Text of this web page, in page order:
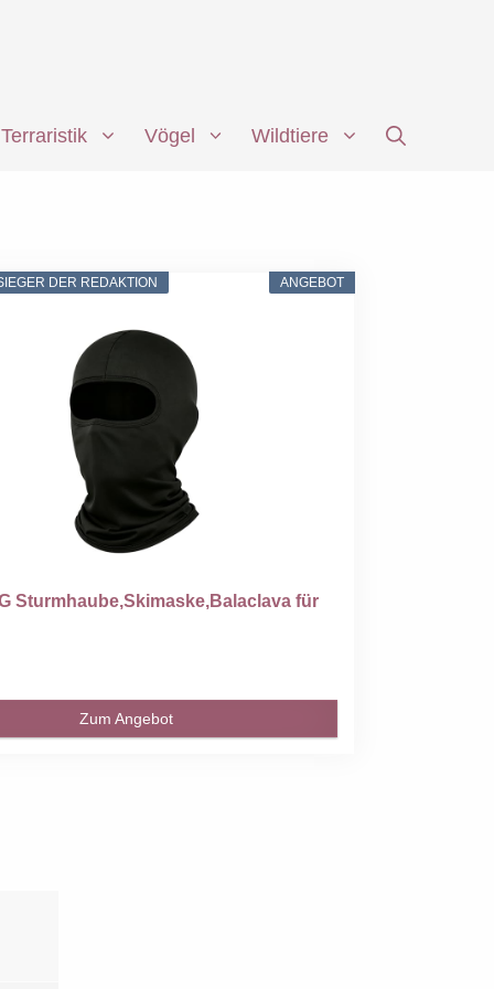
Terraristik Vögel Wildtiere
ANGEBOT
DER REDAKTION
Sturmhaube,Skimaske,Balaclava für
Zum Angebot